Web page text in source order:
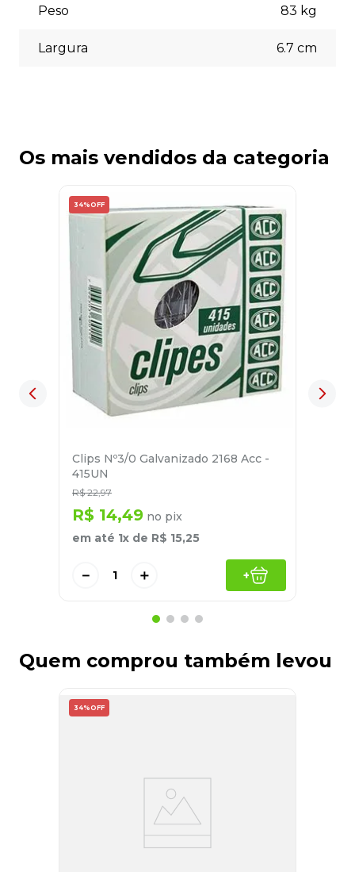
Peso 83 kg
Largura 6.7 cm
Os mais vendidos da categoria
34% OFF
Clips Nº3/0 Galvanizado 2168 Acc -
415UN
R$ 22,97
R$ 14,49 no pix
em até 1x de R$ 15,25
＋
－ +
Quem comprou também levou
34% OFF